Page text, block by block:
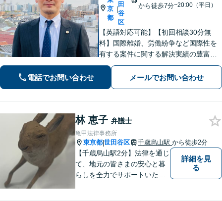
京
都
|
田
谷
区
から徒歩7分~20:00（平日）
【英語対応可能】【初回相談30分無
料】国際離婚、労働紛争など国際性を
有する案件に関する解決実績の豊富な
弁護士が丁寧に対応いたします【夜
間・休日・オンライン対応も可】【三
軒茶屋駅徒歩7分】
電話でお問い合わせ メールでお問い合わせ
林 恵子 弁護士
亀甲法律事務所
東京都|世田谷区 千歳烏山駅 から徒歩2分
【千歳烏山駅2分】法律を通じ
て、地元の皆さまの安心と暮
らしを全力でサポートいたし
詳細を見
る